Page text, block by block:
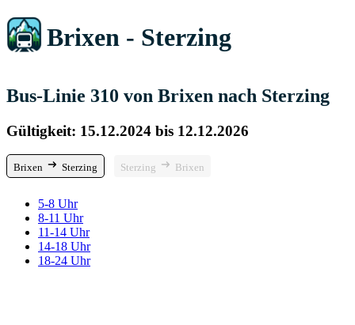
Brixen - Sterzing
Bus-Linie 310 von Brixen nach Sterzing
Gültigkeit: 15.12.2024 bis 12.12.2026
Brixen Sterzing Sterzing Brixen
5-8 Uhr
8-11 Uhr
11-14 Uhr
14-18 Uhr
18-24 Uhr